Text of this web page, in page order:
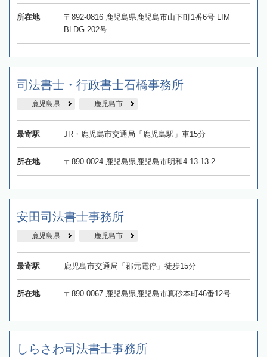
所在地
〒892-0816 鹿児島県鹿児島市山下町1番6号 LIM
BLDG 202号
司法書士・行政書士石橋事務所
鹿児島県 鹿児島市
最寄駅 JR・鹿児島市交通局「鹿児島駅」車15分
所在地 〒890-0024 鹿児島県鹿児島市明和4-13-13-2
安田司法書士事務所
鹿児島県 鹿児島市
最寄駅 鹿児島市交通局「郡元電停」徒歩15分
所在地 〒890-0067 鹿児島県鹿児島市真砂本町46番12号
しらさわ司法書士事務所